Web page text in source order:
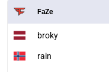
FaZe
broky
rain